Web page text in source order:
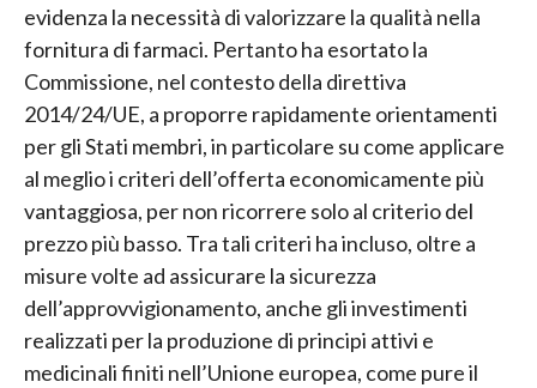
evidenza la necessità di valorizzare la qualità nella
fornitura di farmaci. Pertanto ha esortato la
Commissione, nel contesto della direttiva
2014/24/UE, a proporre rapidamente orientamenti
per gli Stati membri, in particolare su come applicare
al meglio i criteri dell’offerta economicamente più
vantaggiosa, per non ricorrere solo al criterio del
prezzo più basso. Tra tali criteri ha incluso, oltre a
misure volte ad assicurare la sicurezza
dell’approvvigionamento, anche gli investimenti
realizzati per la produzione di principi attivi e
medicinali finiti nell’Unione europea, come pure il